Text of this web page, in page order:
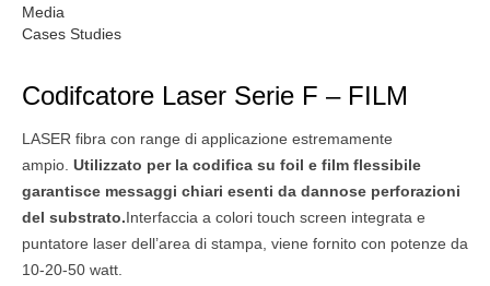
Media
Cases Studies
Codifcatore Laser Serie F – FILM
LASER fibra con range di applicazione estremamente
ampio. Utilizzato per la codifica su foil e film flessibile
garantisce messaggi chiari esenti da dannose perforazioni
del substrato.Interfaccia a colori touch screen integrata e
puntatore laser dell’area di stampa, viene fornito con potenze da
10-20-50 watt.